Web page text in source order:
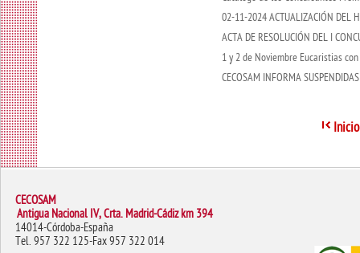
02-11-2024 ACTUALIZACIÓN DEL
ACTA DE RESOLUCIÓN DEL I
1 y 2 de Noviembre Eucaristias
CECOSAM INFORMA
Inicio
CECOSAM
Antigua Nacional IV, Crta. Madrid-Cádiz km 394
14014-Córdoba-España
Tel. 957 322 125-Fax 957 322 014